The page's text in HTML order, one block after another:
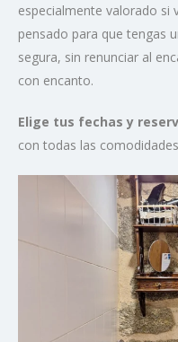
especialmente valorado si
pensado para que tengas
segura, sin renunciar al
con encanto.
Elige tus fechas y
con todas las